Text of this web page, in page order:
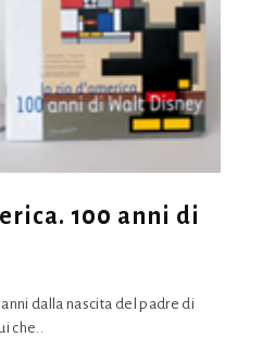
100 anni di
anni dalla nascita del padre di
che..